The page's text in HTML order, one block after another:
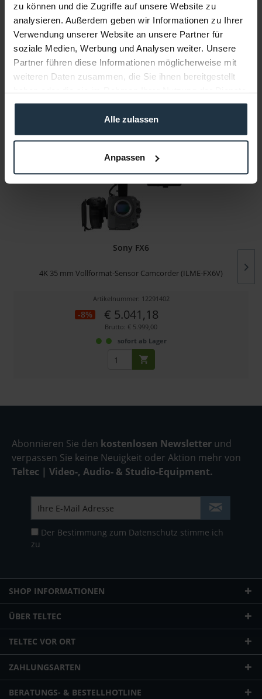
zu können und die Zugriffe auf unsere Website zu
analysieren. Außerdem geben wir Informationen zu Ihrer
Verwendung unserer Website an unsere Partner für
soziale Medien, Werbung und Analysen weiter. Unsere
Partner führen diese Informationen möglicherweise mit
weiteren Daten zusammen, die Sie ihnen bereitgestellt
gesammelt haben.
Alle zulassen
Anpassen
Beratung
Medien
Infos zu Hersteller & Produktsicherheit
Weitere Artikel von Sony ansehen
€ 252 CASHBACK MÖGLICH
Sony FX6
4K 35 mm Vollformat-Sensor Camcorder (ILME-FX6V)
Artikelnummer: 12291402
-8% € 5.041,18
Brutto: € 5.999,00
sofort ab Lager
Abonnieren Sie den kostenlosen Newsletter und
verpassen Sie keine Neuigkeit oder Aktion mehr von
Teltec | Video-, Audio- & Studio-Equipment.
Der Bestimmung zum Datenschutz stimme ich
zu
SHOP INFORMATIONEN
ÜBER TELTEC
TELTEC VOR ORT
ZAHLUNGSARTEN
BERATUNGS- & BESTELLHOTLINE